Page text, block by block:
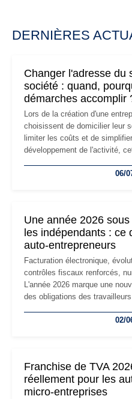
DERNIÈRES
Changer l'adresse du
société : quand,
démarches accomplir
Lors de la création d'une
choisissent de domicilier leur
limiter les coûts et de
développement de l'activité,
professionnels, recrutement,
06/
Une année 2026
les indépendants : ce
auto-entrepreneurs
Facturation électronique,
contrôles fiscaux renforcés,
L'année 2026 marque une
des obligations des
les auto-entrepreneurs
02/
Franchise de TVA
réellement pour les
micro-entreprises